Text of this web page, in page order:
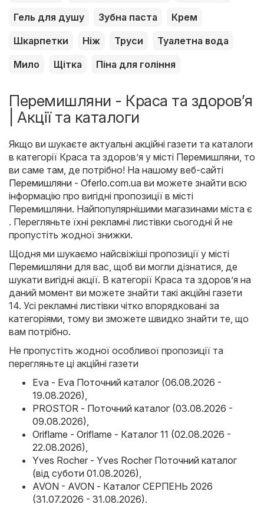
Гель для душу
Зубна паста
Крем
Шкарпетки
Ніж Труси
Туалетна вода
Мило
Щітка Піна для гоління
Перемишляни - Краса та здоров’я
| Акції та каталоги
Якщо ви шукаєте актуальні акційні газети та каталоги
в категорії Краса та здоров’я у місті Перемишляни, то
ви саме там, де потрібно! На нашому веб-сайті
Перемишляни - Oferlo.com.ua ви можете знайти всю
інформацію про вигідні пропозиції в місті
Перемишляни. Найпопулярнішими магазинами міста є
. Перегляньте їхні рекламні листівки сьогодні й не
пропустіть жодної знижки.
Щодня ми шукаємо найсвіжіші пропозиції у місті
Перемишляни для вас, щоб ви могли дізнатися, де
шукати вигідні акції. В категорії Краса та здоров’я на
даний момент ви можете знайти такі акційні газети
14. Усі рекламні листівки чітко впорядковані за
категоріями, тому ви зможете швидко знайти те, що
вам потрібно.
Не пропустіть жодної особливої пропозиції та
перегляньте ці акційні газети
Eva - Eva Поточний каталог (06.08.2026 -
19.08.2026)
PROSTOR - Поточний каталог (03.08.2026 -
09.08.2026)
Oriflame - Oriflame - Каталог 11 (02.08.2026 -
22.08.2026)
Yves Rocher - Yves Rocher Поточний каталог
(від суботи 01.08.2026)
AVON - AVON - Каталог СЕРПЕНЬ 2026
(31.07.2026 - 31.08.2026).